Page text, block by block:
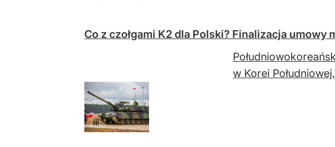
Co z czołgami K2 dla Polski? Finalizacja umowy
w Korei Południowej.